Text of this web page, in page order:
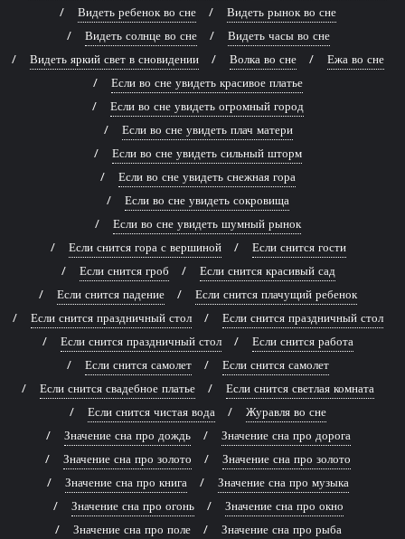
Видеть ребенок во сне
Видеть рынок во сне
Видеть солнце во сне
Видеть часы во сне
Видеть яркий свет в сновидении
Волка во сне
Ежа во сне
Если во сне увидеть красивое платье
Если во сне увидеть огромный город
Если во сне увидеть плач матери
Если во сне увидеть сильный шторм
Если во сне увидеть снежная гора
Если во сне увидеть сокровища
Если во сне увидеть шумный рынок
Если снится гора с вершиной
Если снится гости
Если снится гроб
Если снится красивый сад
Если снится падение
Если снится плачущий ребенок
Если снится праздничный стол
Если снится праздничный стол
Если снится праздничный стол
Если снится работа
Если снится самолет
Если снится самолет
Если снится свадебное платье
Если снится светлая комната
Если снится чистая вода
Журавля во сне
Значение сна про дождь
Значение сна про дорога
Значение сна про золото
Значение сна про золото
Значение сна про книга
Значение сна про музыка
Значение сна про огонь
Значение сна про окно
Значение сна про поле
Значение сна про рыба